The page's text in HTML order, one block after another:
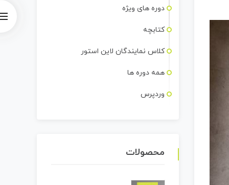
دوره های ویژه
کتابچه
کلاس نمایندگان لاین استور
همه دوره ها
وردپرس
محصولات